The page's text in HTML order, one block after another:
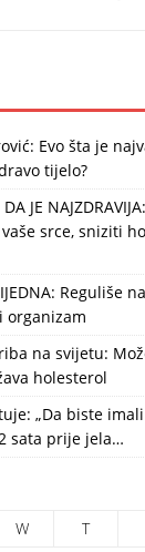
Evo šta je
tijelo?
JE
srce, sniziti
Reguliše
organizam
na svijetu:
holesterol
„Da biste
sata prije jela…
W T